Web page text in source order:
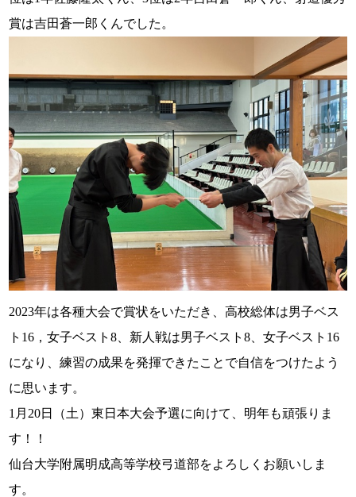
賞は吉田蒼一郎くんでした。
2023年は各種大会で賞状をいただき、高校総体は男子ベス
ト16，女子ベスト8、新人戦は男子ベスト8、女子ベスト16
になり、練習の成果を発揮できたことで自信をつけたよう
に思います。
1月20日（土）東日本大会予選に向けて、明年も頑張りま
す！！
仙台大学附属明成高等学校弓道部をよろしくお願いしま
す。